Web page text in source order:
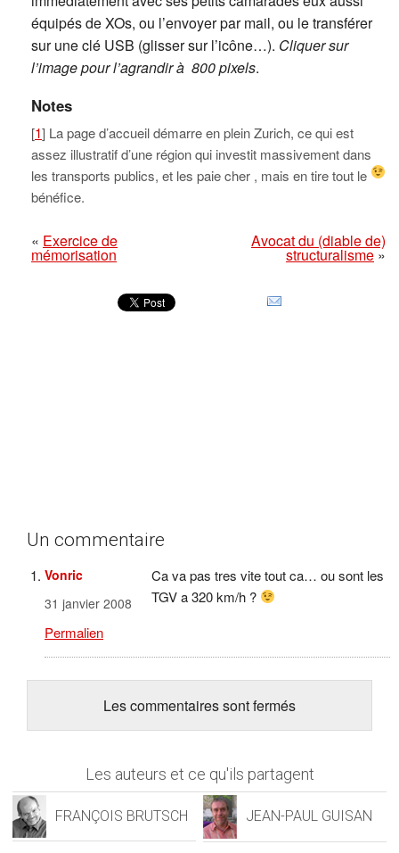
équipés de XOs, ou l’envoyer par mail, ou le transférer
sur une clé USB (glisser sur l’icône…). Cliquer sur
l’image pour l’agrandir à 800 pixels.
Notes
[1] La page d’accueil démarre en plein Zurich, ce qui est
assez illustratif d’une région qui investit massivement dans
les transports publics, et les paie cher , mais en tire tout le
bénéfice.
« Exercice de
mémorisation
Avocat du (diable de)
structuralisme»
Un commentaire
Vonric
31 janvier 2008
Permalien
Ca va pas tres vite tout ca… ou sont les
TGV a 320 km/h ?
Les commentaires sont fermés
Les auteurs et ce qu'ils partagent
FRANÇOIS BRUTSCH JEAN-PAUL GUISAN